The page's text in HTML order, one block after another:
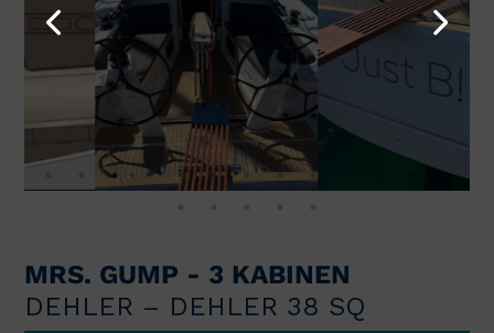
MRS. GUMP - 3 KABINEN
DEHLER – DEHLER 38 SQ